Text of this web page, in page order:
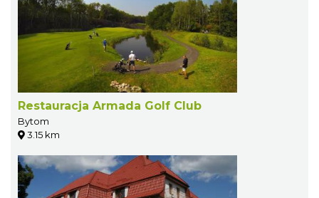
Restauracja Armada Golf Club
Bytom
3.15 km